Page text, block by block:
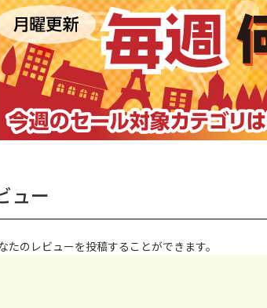
ュー
たのレビューを投稿することができます。